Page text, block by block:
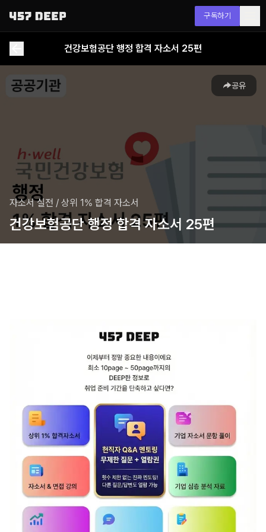
구독하기
건강보험공단 행정 합격 자소서 25편
공유
자소서 실전 / 상위 1% 합격 자소서
건강보험공단 행정 합격 자소서 25편